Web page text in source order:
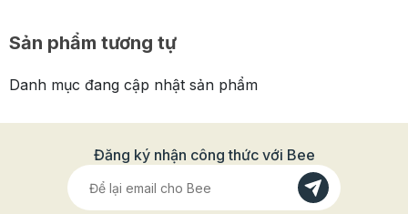
Sản phẩm tương tự
Danh mục đang cập nhật sản phẩm
Đăng ký nhận công thức với Bee